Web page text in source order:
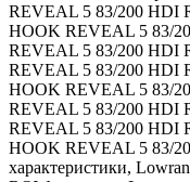
REVEAL 5 83/200 HDI
HOOK REVEAL 5 83/
REVEAL 5 83/200 HDI
REVEAL 5 83/200 HDI
HOOK REVEAL 5 83/
REVEAL 5 83/200 HDI
REVEAL 5 83/200 HDI
HOOK REVEAL 5 83/
характеристики,